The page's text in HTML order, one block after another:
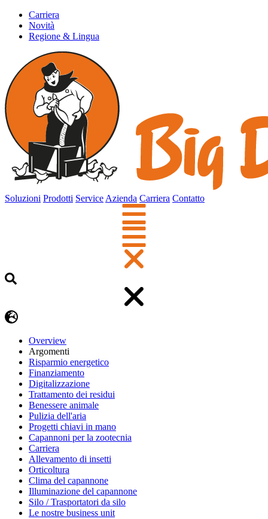
Carriera
Novità
Regione & Lingua
Soluzioni Prodotti Service Azienda Carriera Contatto
Overview
Argomenti
Risparmio energetico
Finanziamento
Digitalizzazione
Trattamento dei residui
Benessere animale
Pulizia dell'aria
Progetti chiavi in mano
Capannoni per la zootecnia
Carriera
Allevamento di insetti
Orticoltura
Clima del capannone
Illuminazione del capannone
Silo / Trasportatori da silo
Le nostre business unit